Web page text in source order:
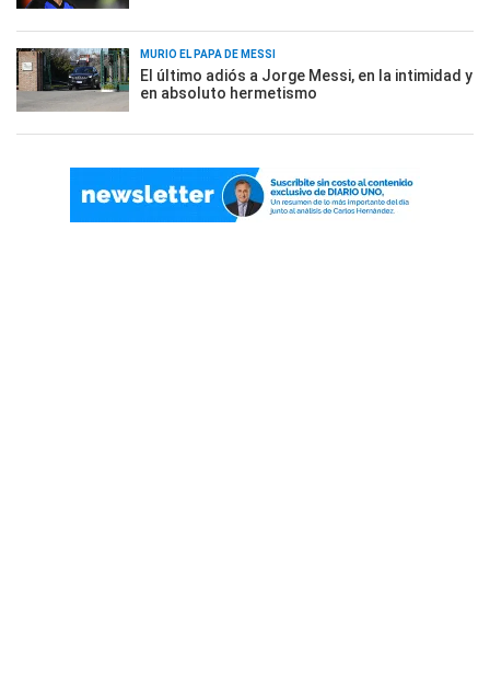
MURIÓ EL PAPÁ DE MESSI
El último adiós a Jorge Messi, en la intimidad y
en absoluto hermetismo